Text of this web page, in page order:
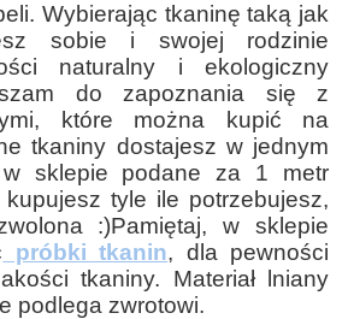
Wybierając tkaninę taką jak
sobie i swojej rodzinie
naturalny i ekologiczny
do zapoznania się z
które można kupić na
tkaniny dostajesz w jednym
w sklepie podane za 1 metr
kupujesz tyle ile potrzebujesz,
:)Pamiętaj, w sklepie
próbki tkanin, dla pewności
tkaniny. Materiał lniany
podlega zwrotowi.